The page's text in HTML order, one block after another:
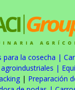
para la cosecha |
|
| Preparación